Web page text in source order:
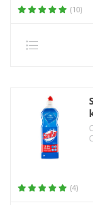
(10)
(4)